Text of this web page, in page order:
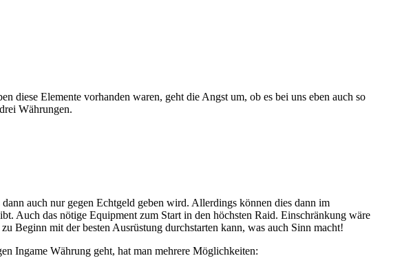
diese Elemente vorhanden waren, geht die Angst um, ob es bei uns eben auch so
Währungen.
auch nur gegen Echtgeld geben wird. Allerdings können dies dann im
Auch das nötige Equipment zum Start in den höchsten Raid. Einschränkung wäre
Beginn mit der besten Ausrüstung durchstarten kann, was auch Sinn macht!
Ingame Währung geht, hat man mehrere Möglichkeiten: